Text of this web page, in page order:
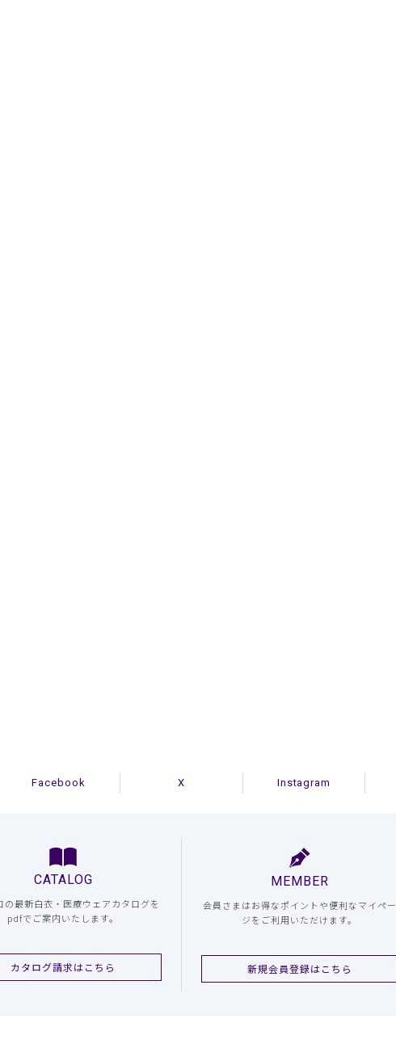
Facebook X Instagram
CATALOG
の最新白衣・医療ウェアカタログを
pdfでご案内いたします。
カタログ請求はこちら
MEMBER
会員さまはお得なポイントや便利なマイペー
ジをご利用いただけます。
新規会員登録はこちら